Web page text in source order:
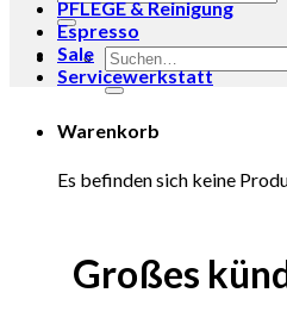
nach:
Suche
nach:
Warenkorb
Es befinden sich keine
PFLEGE & Reinigung
Espresso
Sale
Servicewerkstatt
Inhalt
Großes